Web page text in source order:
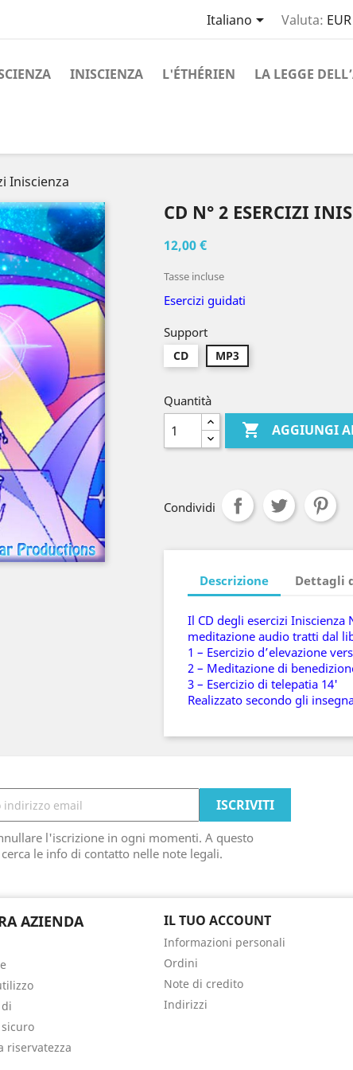
Italiano Valuta:
INISCIENZA L'ÉTHÉRIEN LA LEGGE
Iniscienza
CD N° 2 ESERCIZI
12,00 €
Tasse incluse
Esercizi guidati
Support
CD MP3
Quantità
 AGGIUNGI
Condividi
Descrizione Dettagli
Il CD degli esercizi Iniscienza
meditazione audio tratti dal
1 – Esercizio d’elevazione
2 – Meditazione di
3 – Esercizio di telepatia 14'
Realizzato secondo gli
l'iscrizione in ogni momenti. A questo
le info di contatto nelle note legali.
AZIENDA
riservatezza
IL TUO ACCOUNT
Informazioni personali
Ordini
Note di credito
Indirizzi